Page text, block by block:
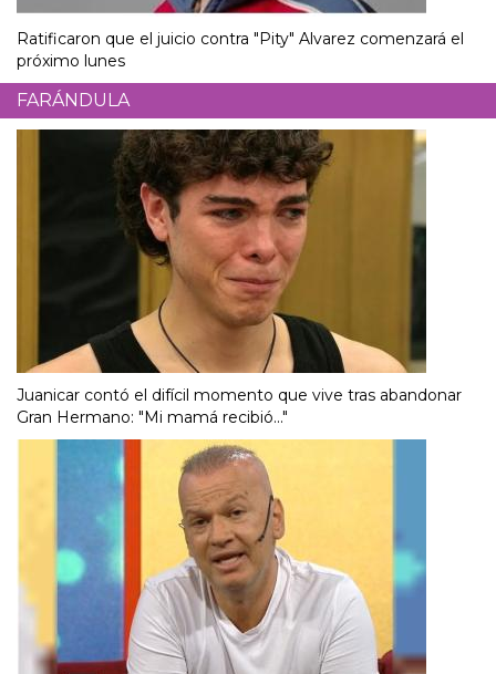
Ratificaron que el juicio contra "Pity" Alvarez comenzará el
próximo lunes
FARÁNDULA
Juanicar contó el difícil momento que vive tras abandonar
Gran Hermano: "Mi mamá recibió..."